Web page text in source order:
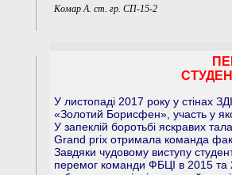
Комар А. ст. гр. СП-15-2
У листопаді 2017 року у стінах
«Золотий Борисфен», участь у
У запеклій боротьбі яскравих
Grand prix отримала команда
Завдяки чудовому виступу
перемог команди ФБЦІ в 2015 та